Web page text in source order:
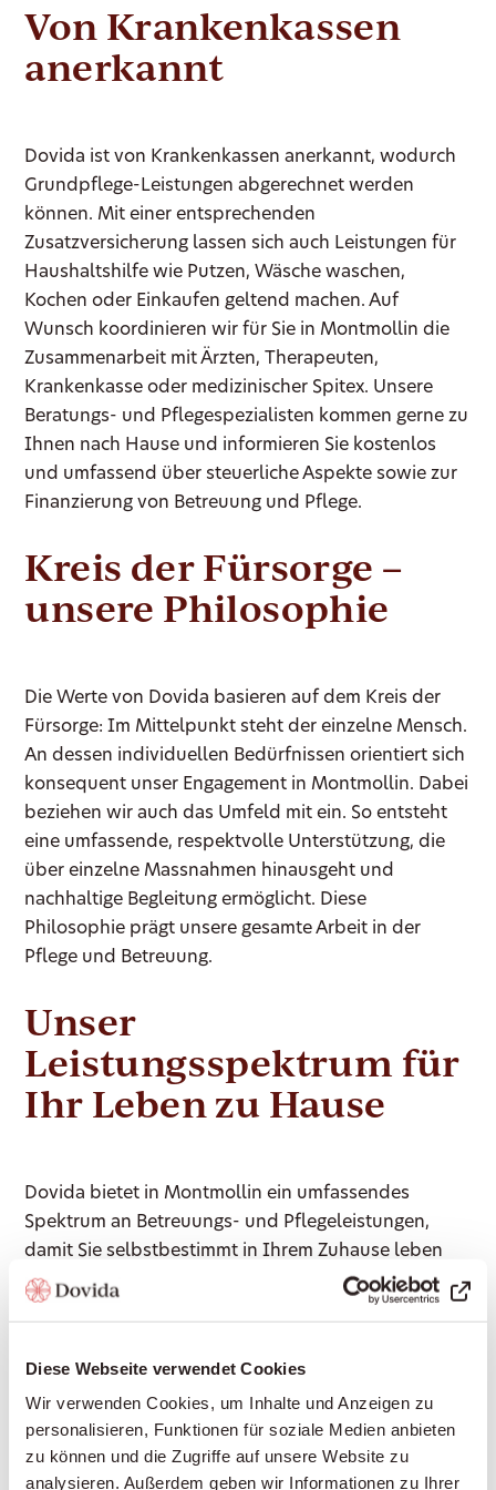
Diese Webseite verwendet Cookies
Wir verwenden Cookies, um Inhalte und Anzeigen zu
personalisieren, Funktionen für soziale Medien anbieten
zu können und die Zugriffe auf unsere Website zu
analysieren. Außerdem geben wir Informationen zu Ihrer
Von Krankenkassen
anerkannt
Dovida ist von Krankenkassen anerkannt, wodurch
Grundpflege-Leistungen abgerechnet werden
können. Mit einer entsprechenden
Zusatzversicherung lassen sich auch Leistungen für
Haushaltshilfe wie Putzen, Wäsche waschen,
Kochen oder Einkaufen geltend machen. Auf
Wunsch koordinieren wir für Sie in Montmollin die
Zusammenarbeit mit Ärzten, Therapeuten,
Krankenkasse oder medizinischer Spitex. Unsere
Beratungs- und Pflegespezialisten kommen gerne zu
Ihnen nach Hause und informieren Sie kostenlos
und umfassend über steuerliche Aspekte sowie zur
Finanzierung von Betreuung und Pflege.
Kreis der Fürsorge –
unsere Philosophie
Die Werte von Dovida basieren auf dem Kreis der
Fürsorge: Im Mittelpunkt steht der einzelne Mensch.
An dessen individuellen Bedürfnissen orientiert sich
konsequent unser Engagement in Montmollin. Dabei
beziehen wir auch das Umfeld mit ein. So entsteht
eine umfassende, respektvolle Unterstützung, die
über einzelne Massnahmen hinausgeht und
nachhaltige Begleitung ermöglicht. Diese
Philosophie prägt unsere gesamte Arbeit in der
Pflege und Betreuung.
Unser
Leistungsspektrum für
Ihr Leben zu Hause
Dovida bietet in Montmollin ein umfassendes
Spektrum an Betreuungs- und Pflegeleistungen,
damit Sie selbstbestimmt in Ihrem Zuhause leben
können:
Gesellschaft leisten: Gemeinsame Gespräche,
Vorlesen, Spiele, Erinnerungen teilen – für soziale
Teilhabe und gegen Einsamkeit
Haushaltshilfe: Unterstützung im Haushalt,
Wäsche waschen, leichte Reinigungsarbeiten